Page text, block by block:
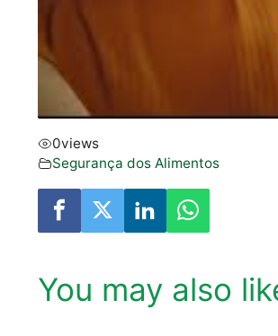
0views
Segurança dos Alimentos
You may also